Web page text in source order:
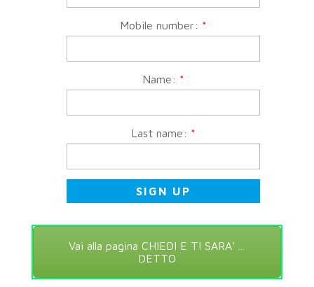
Mobile number: *
Name: *
Last name: *
Vai alla pagina CHIEDI E TI SARA' ...
DETTO